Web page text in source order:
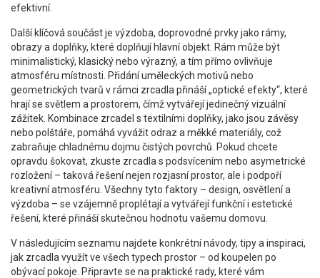
efektivní.
Další klíčová součást je výzdoba, doprovodné prvky jako rámy,
obrazy a doplňky, které doplňují hlavní objekt . Rám může být
minimalistický, klasický nebo výrazný, a tím přímo ovlivňuje
atmosféru místnosti. Přidání uměleckých motivů nebo
geometrických tvarů v rámci zrcadla přináší „optické efekty“, které
hrají se světlem a prostorem, čímž vytvářejí jedinečný vizuální
zážitek. Kombinace zrcadel s textilními doplňky, jako jsou závěsy
nebo polštáře, pomáhá vyvážit odraz a měkké materiály, což
zabraňuje chladnému dojmu čistých povrchů. Pokud chcete
opravdu šokovat, zkuste zrcadla s podsvícením nebo asymetrické
rozložení – taková řešení nejen rozjasní prostor, ale i podpoří
kreativní atmosféru. Všechny tyto faktory – design, osvětlení a
výzdoba – se vzájemně proplétají a vytvářejí funkční i estetické
řešení, které přináší skutečnou hodnotu vašemu domovu.
V následujícím seznamu najdete konkrétní návody, tipy a inspiraci,
jak zrcadla využít ve všech typech prostor – od koupelen po
obývací pokoje. Připravte se na praktické rady, které vám